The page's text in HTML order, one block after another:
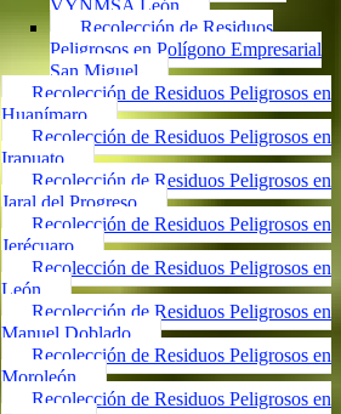
VYNMSA León
Recolección de Residuos
Peligrosos en Polígono Empresarial
San Miguel
Recolección de Residuos Peligrosos en
Huanímaro
Recolección de Residuos Peligrosos en
Irapuato
Recolección de Residuos Peligrosos en
Jaral del Progreso
Recolección de Residuos Peligrosos en
Jerécuaro
Recolección de Residuos Peligrosos en
León
Recolección de Residuos Peligrosos en
Manuel Doblado
Recolección de Residuos Peligrosos en
Moroleón
Recolección de Residuos Peligrosos en